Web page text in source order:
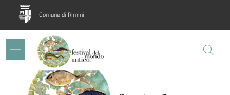
Salta al contenuto principale
Skip to footer content
Comune di Rimini